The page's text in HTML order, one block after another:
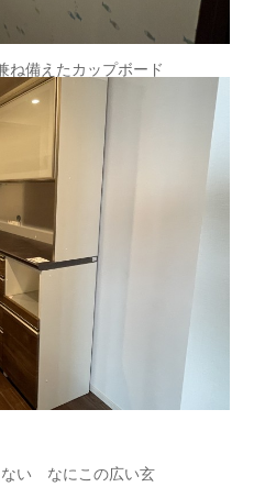
ね備えたカップボード
ない なにこの広い玄